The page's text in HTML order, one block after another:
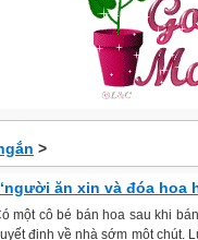
>
ăn xin và đóa
một cô bé bán hoa sau khi
định về nhà sớm một chút.